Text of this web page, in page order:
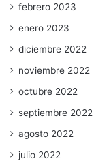
febrero 2023
enero 2023
diciembre 2022
noviembre 2022
octubre 2022
septiembre 2022
agosto 2022
julio 2022